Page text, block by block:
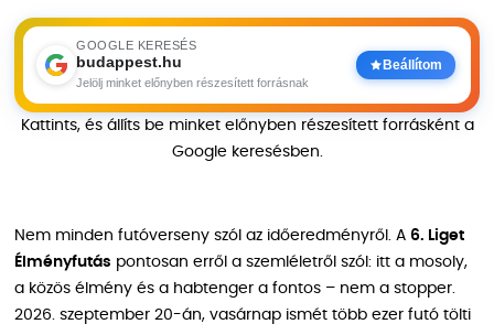
GOOGLE KERESÉS
budappest.hu
Jelölj minket előnyben részesített forrásnak
Beállítom
Kattints, és állíts be minket előnyben részesített forrásként a
Google keresésben.
Nem minden futóverseny szól az időeredményről. A 6. Liget
Élményfutás pontosan erről a szemléletről szól: itt a mosoly,
a közös élmény és a habtenger a fontos – nem a stopper.
2026. szeptember 20-án, vasárnap ismét több ezer futó tölti